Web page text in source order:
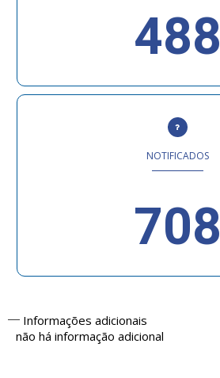
488
NOTIFICADOS
708
Informações adicionais
não há informação adicional